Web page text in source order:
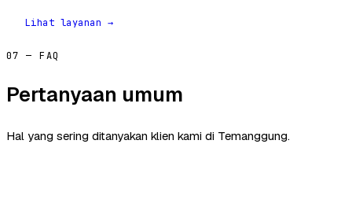
Lihat layanan →
07 — FAQ
Pertanyaan umum
Hal yang sering ditanyakan klien kami di Temanggung.